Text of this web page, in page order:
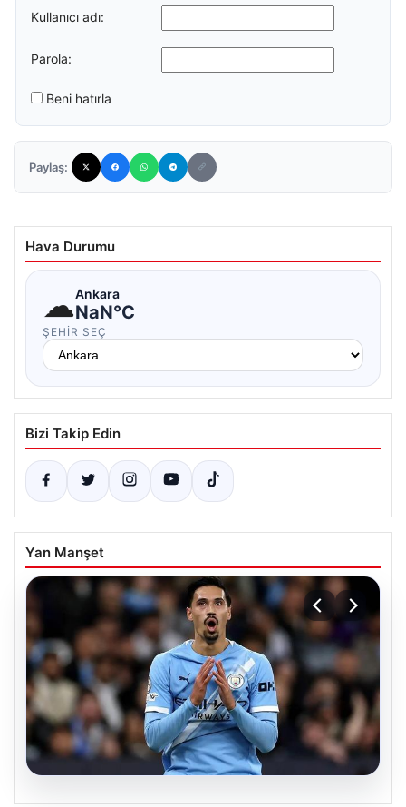
Kullanıcı adı:
Parola:
Beni hatırla
Paylaş:
Hava Durumu
☁Ankara
NaN°C
ŞEHIR SEÇ
Bizi Takip Edin
Yan Manşet
05.08.2026